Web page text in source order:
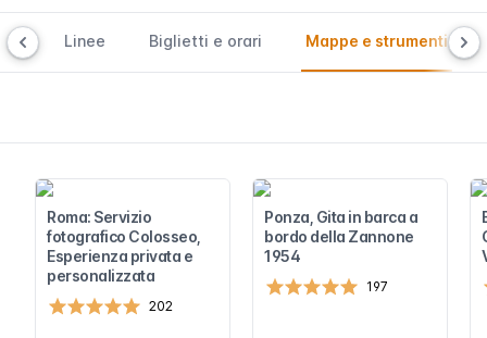
Linee Biglietti e orari Mappe e strumenti
Roma: Servizio
fotografico Colosseo,
Esperienza privata e
personalizzata
202
Ponza, Gita in barca a
bordo della Zannone
1954
197